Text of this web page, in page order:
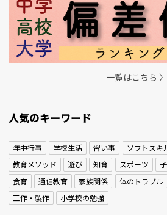
一覧はこちら 〉
人気のキーワード
年中行事 学校生活 習い事 ソフトスキ
教育メソッド
遊び 知育 スポーツ
食育
通信教育 家族関係 体のトラブル
工作・製作
小学校の勉強